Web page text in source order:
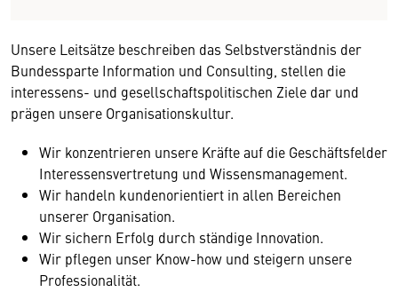
Unsere Leitsätze beschreiben das Selbstverständnis der
Bundessparte Information und Consulting, stellen die
interessens- und gesellschaftspolitischen Ziele dar und
prägen unsere Organisationskultur.
Wir konzentrieren unsere Kräfte auf die Geschäftsfelder
Interessensvertretung und Wissensmanagement.
Wir handeln kundenorientiert in allen Bereichen
unserer Organisation.
Wir sichern Erfolg durch ständige Innovation.
Wir pflegen unser Know-how und steigern unsere
Professionalität.